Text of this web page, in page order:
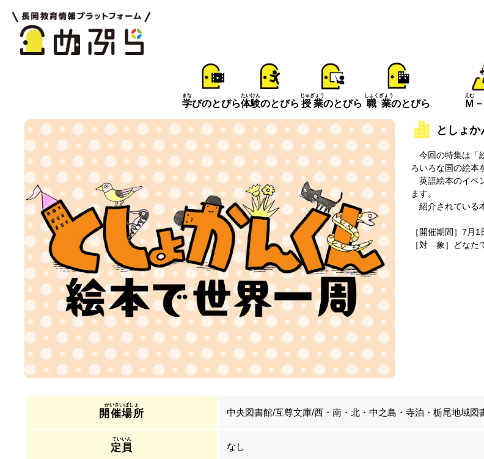
学
まな
びのとびら体験
たいけん
のとびら 授業
じゅぎょう
のとびら 職業
しょくぎょう
のとびら Ｍ
えむ
としょ
今回の特集は「
ろいろな国の絵本
英語絵本のイベ
ます。
紹介されている
［開催期間］7月
［対 象］どなた
開催場所 中央図書館/互尊文庫/西・南・北・中之島・寺泊・栃尾地域図
定員 なし